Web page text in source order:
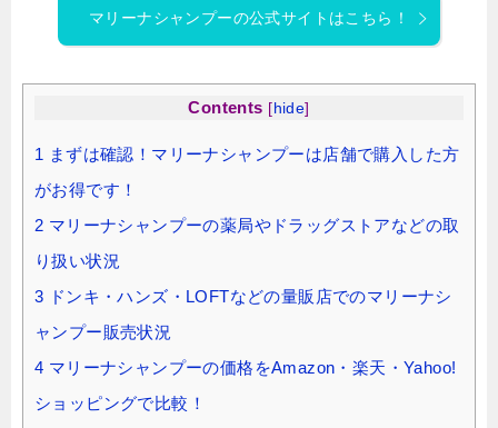
マリーナシャンプーの公式サイトはこちら！
Contents [ hide]
1 まずは確認！マリーナシャンプーは店舗で購入した方
がお得です！
2 マリーナシャンプーの薬局やドラッグストアなどの取
り扱い状況
3 ドンキ・ハンズ・LOFTなどの量販店でのマリーナシ
ャンプー販売状況
4 マリーナシャンプーの価格をAmazon・楽天・Yahoo!
ショッピングで比較！